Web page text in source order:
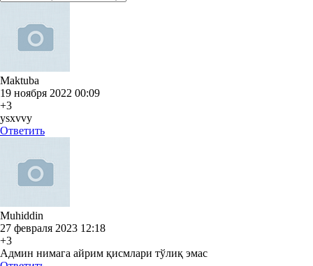
Maktuba
19 ноября 2022 00:09
+3
ysxvvy
Ответить
Muhiddin
27 февраля 2023 12:18
+3
Админ нимага айрим қисмлари тўлиқ эмас